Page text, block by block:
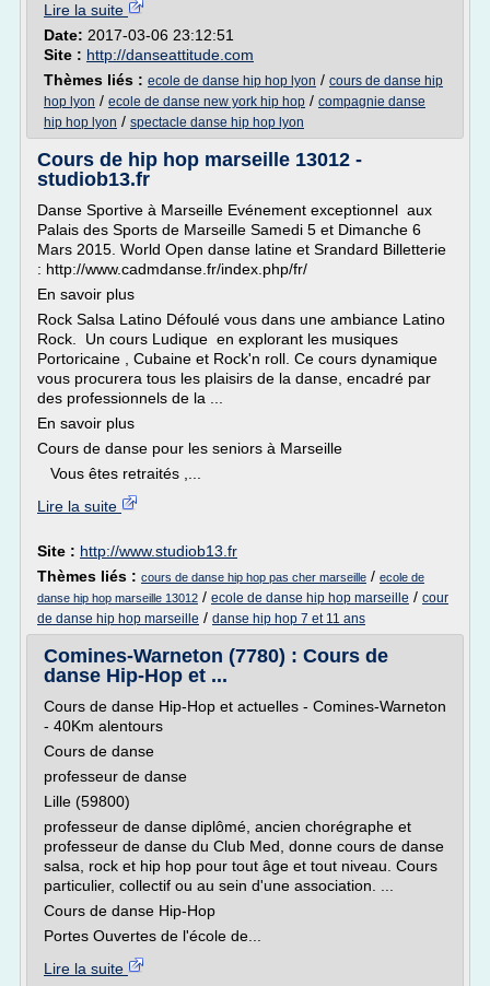
Lire la suite
Date: 2017-03-06 23:12:51
Site : http://danseattitude.com
Thèmes liés : ecole de danse hip hop lyon / cours de danse hip
hop lyon / ecole de danse new york hip hop / compagnie danse
hip hop lyon / spectacle danse hip hop lyon
Cours de hip hop marseille 13012 -
studiob13.fr
Danse Sportive à Marseille Evénement exceptionnel aux
Palais des Sports de Marseille Samedi 5 et Dimanche 6
Mars 2015. World Open danse latine et Srandard Billetterie
: http://www.cadmdanse.fr/index.php/fr/
En savoir plus
Rock Salsa Latino Défoulé vous dans une ambiance Latino
Rock. Un cours Ludique en explorant les musiques
Portoricaine , Cubaine et Rock'n roll. Ce cours dynamique
vous procurera tous les plaisirs de la danse, encadré par
des professionnels de la ...
En savoir plus
Cours de danse pour les seniors à Marseille
Vous êtes retraités ,...
Lire la suite
Site : http://www.studiob13.fr
Thèmes liés : cours de danse hip hop pas cher marseille / ecole de
danse hip hop marseille 13012 / ecole de danse hip hop marseille / cour
de danse hip hop marseille / danse hip hop 7 et 11 ans
Comines-Warneton (7780) : Cours de
danse Hip-Hop et ...
Cours de danse Hip-Hop et actuelles - Comines-Warneton
- 40Km alentours
Cours de danse
professeur de danse
Lille (59800)
professeur de danse diplômé, ancien chorégraphe et
professeur de danse du Club Med, donne cours de danse
salsa, rock et hip hop pour tout âge et tout niveau. Cours
particulier, collectif ou au sein d'une association. ...
Cours de danse Hip-Hop
Portes Ouvertes de l'école de...
Lire la suite